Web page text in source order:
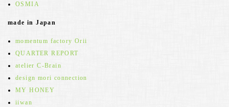
OSMIA
made in Japan
momentum factory Orii
QUARTER REPORT
atelier C-Brain
design mori connection
MY HONEY
iiwan